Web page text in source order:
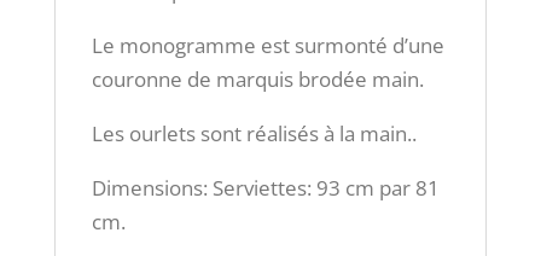
Le monogramme est surmonté d’une
couronne de marquis brodée main.
Les ourlets sont réalisés à la main..
Dimensions: Serviettes: 93 cm par 81
cm.